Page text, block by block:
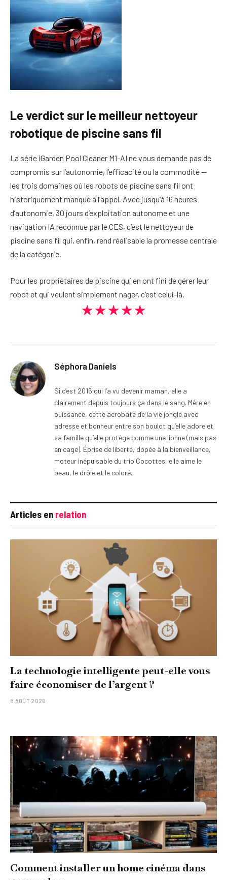
Le verdict sur le meilleur nettoyeur
robotique de piscine sans fil
La série iGarden Pool Cleaner M1-AI ne vous demande pas de
compromis sur l’autonomie, l’efficacité ou la commodité —
les trois domaines où les robots de piscine sans fil ont
historiquement manqué à l’appel. Avec jusqu’à 16 heures
d’autonomie, 30 jours d’exploitation autonome et une
navigation IA reconnue par le CES, c’est le nettoyeur de
piscine sans fil qui, enfin, rend réalisable la promesse centrale
de la catégorie.
Pour les propriétaires de piscine qui en ont fini de gérer leur
robot et qui veulent simplement nager, c’est celui-là.
★★★★★
Séphora Daniels
Si c’est 2016 qui l’a vu devenir maman, elle a
clairement depuis toujours ça dans le sang. Mère en
puissance, cette acrobate de la vie jongle avec
adresse et bonheur entre son boulot qu’elle adore et
sa famille qu’elle protège comme une lionne (mais pas
en cage). Éprise de liberté, dopée à la bienveillance,
moteur inépuisable du trio Cocottes, elle aime le
beau, le drôle et le coloré.
Articles en relation
La technologie intelligente peut-elle vous
faire économiser de l’argent ?
8 AOÛT 2026
Comment installer un home cinéma dans